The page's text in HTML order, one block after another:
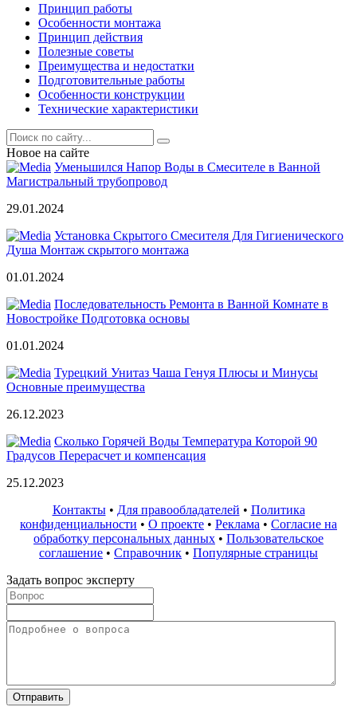
Принцип работы
Особенности монтажа
Принцип действия
Полезные советы
Преимущества и недостатки
Подготовительные работы
Особенности конструкции
Технические характеристики
Новое на сайте
Уменьшился Напор Воды в Смесителе в Ванной
Магистральный трубопровод
29.01.2024
Установка Скрытого Смесителя Для Гигиенического
Душа Монтаж скрытого монтажа
01.01.2024
Последовательность Ремонта в Ванной Комнате в
Новостройке Подготовка основы
01.01.2024
Турецкий Унитаз Чаша Генуя Плюсы и Минусы
Основные преимущества
26.12.2023
Сколько Горячей Воды Температура Которой 90
Градусов Перерасчет и компенсация
25.12.2023
Контакты• Для правообладателей • Политика
конфиденциальности • О проекте • Реклама • Согласие на
обработку персональных данных • Пользовательское
соглашение • Справочник • Популярные страницы
Задать вопрос эксперту